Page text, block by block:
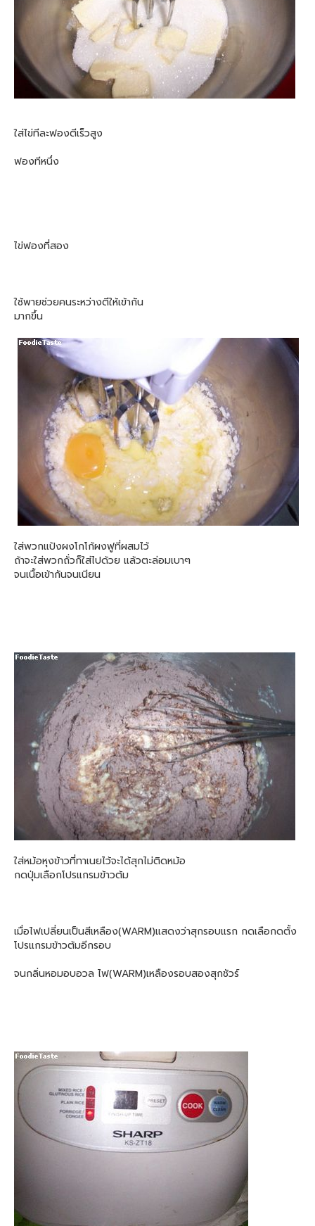
ใส่ไข่ทีละฟองตีเร็วสูง
ฟองทีหนึ่ง
ไข่ฟองที่สอง
ใช้พายช่วยคนระหว่างตีให้เข้ากัน
มากขึ้น
ใส่พวกแป้งผงโกโก้ผงฟูที่ผสมไว้
ถ้าจะใส่พวกถั่วก็ใส่ไปด้วย แล้วตะล่อมเบาๆ
จนเนื้อเข้ากันจนเนียน
ใส่หม้อหุงข้าวที่ทาเนยไว้จะได้สุกไม่ติดหม้อ
กดปุ่มเลือกโปรแกรมข้าวต้ม
เมื่อไฟเปลี่ยนเป็นสีเหลือง(WARM)แสดงว่าสุกรอบแรก กดเลือกดตั้ง
โปรแกรมข้าวต้มอีกรอบ
จนกลิ่นหอมอบอวล ไฟ(WARM)เหลืองรอบสองสุกชัวร์